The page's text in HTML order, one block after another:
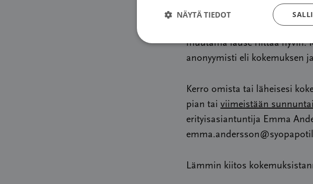
Selkeyden vuoksi kerro
tepotinibiin vai muuhun
muutama lause riittää hyvin.
anonyymisti eli kokemuksen
Kerro omista tai läheisesi
pian tai viimeistään
erityisasiantuntija Emma
Lämmin kiitos
NÄYTÄ TIEDOT